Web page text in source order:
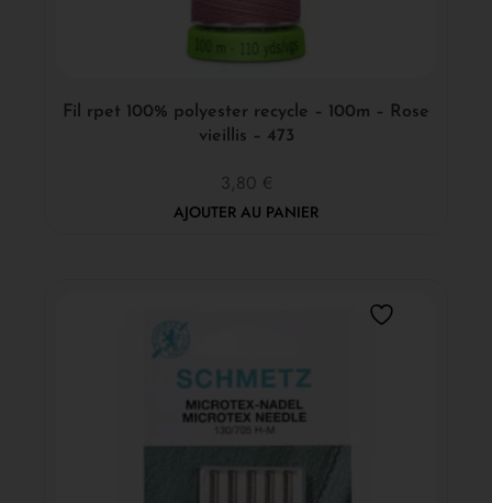
Fil rpet 100% polyester recycle – 100m – Rose
vieillis – 473
3,80 €
AJOUTER AU PANIER